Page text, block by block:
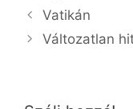
Vatikán
Változatlan